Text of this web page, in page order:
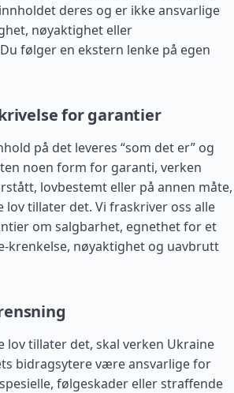
deres og er ikke ansvarlige
nøyaktighet eller
følger en ekstern lenke på egen
for garantier
på det leveres “som det er” og
noen form for garanti, verken
lovbestemt eller på annen måte,
lov tillater det. Vi fraskriver oss alle
om salgbarhet, egnethet for et
krenkelse, nøyaktighet og uavbrutt
lov tillater det, skal verken Ukraine
bidragsytere være ansvarlige for
følgeskader eller straffende